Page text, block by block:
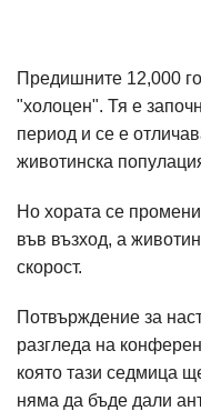
Предишните 12,000
"холоцен". Тя е
период и се е
животинска
Но хората се
във възход, а
скорост.
Потвърждение за
разгледа на
която тази седмица
няма да бъде дали